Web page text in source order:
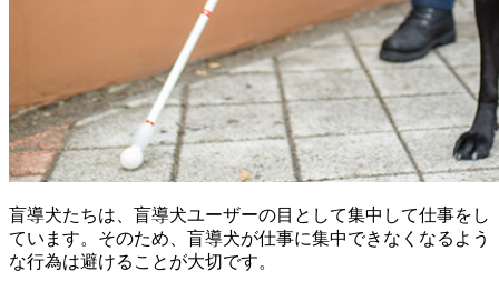
盲導犬たちは、盲導犬ユーザーの目として集中して仕事をし
ています。そのため、盲導犬が仕事に集中できなくなるよう
な行為は避けることが大切です。